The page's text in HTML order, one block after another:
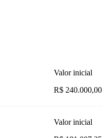
Valor inicial
R$ 240.000,00
Valor inicial